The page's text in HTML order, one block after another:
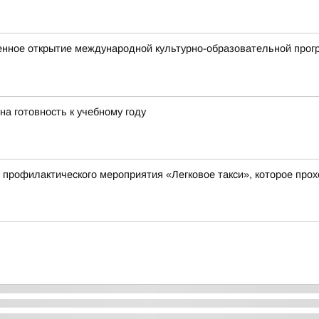
открытие международной культурно-образовательной
готовность к учебному году
мероприятия «Легковое такси», которое